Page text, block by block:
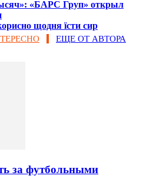
«БАРС Груп» открыл
щодня їсти сир
ЕЩЕ ОТ АВТОРА
за футбольными